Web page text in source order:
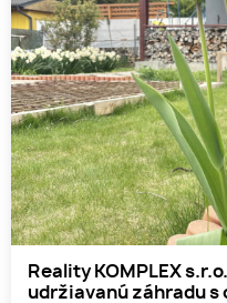
Reality KOMPLEX
udržiavanú záhradu s